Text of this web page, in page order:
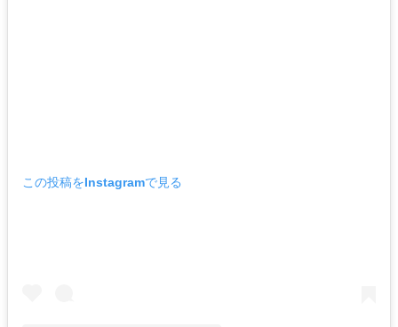
この投稿をInstagramで見る